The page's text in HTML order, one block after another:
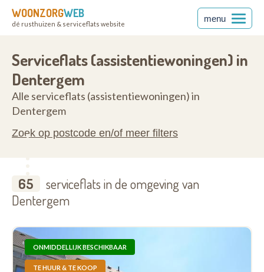
WOONZORGWEB
dé rusthuizen & serviceflats website
menu
Serviceflats (assistentiewoningen) in
Dentergem
Alle serviceflats (assistentiewoningen) in
Dentergem
Zoek op postcode en/of meer filters
65
serviceflats in de omgeving van
Dentergem
ONMIDDELLIJK BESCHIKBAAR
TE HUUR & TE KOOP